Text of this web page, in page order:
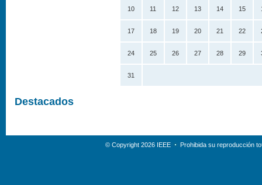
10 11 12 13 14 15
17 18 19 20 21 22
24 25 26 27 28 29
31
Destacados
© Copyright 2026 IEEE Prohibida su reproducción